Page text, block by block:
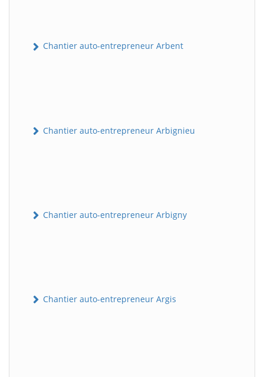
Chantier auto-entrepreneur Arbent
Chantier auto-entrepreneur Arbignieu
Chantier auto-entrepreneur Arbigny
Chantier auto-entrepreneur Argis